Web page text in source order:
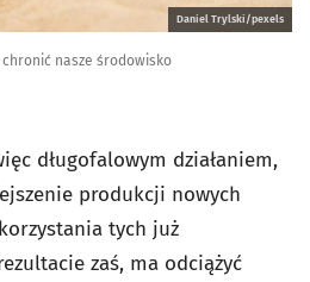
Daniel Trylski/pexels
nasze środowisko
długofalowym działaniem,
produkcji nowych
tych już
zaś, ma odciążyć